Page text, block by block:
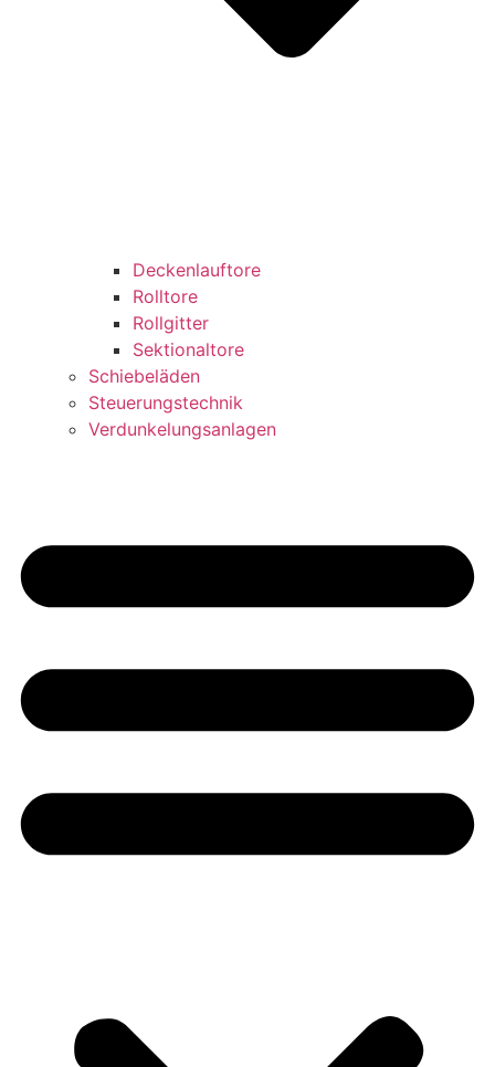
Deckenlauftore
Rolltore
Rollgitter
Sektionaltore
Schiebeläden
Steuerungstechnik
Verdunkelungsanlagen